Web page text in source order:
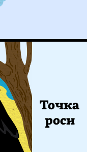
Точка
роси